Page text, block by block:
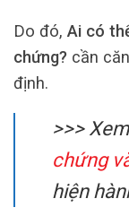
Do đó, Ai có
chứng? cần
định.
>>>
chứng
hiện